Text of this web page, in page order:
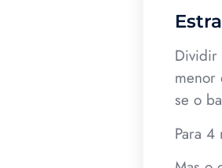
Dividir
menor
se o
Para 4